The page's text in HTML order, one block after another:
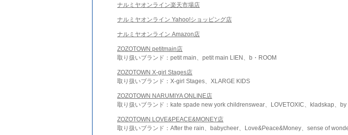
ナルミヤオンライン楽天市場店
ナルミヤオンライン Yahoo!ショッピング店
ナルミヤオンライン Amazon店
ZOZOTOWN petitmain店
取り扱いブランド：petit main、petit main LIEN、b・ROOM
ZOZOTOWN X-girl Stages店
取り扱いブランド：X-girl Stages、XLARGE KIDS
ZOZOTOWN NARUMIYA ONLINE店
取り扱いブランド：kate spade new york childrenswear、LOVETOXIC、kladskap、
ZOZOTOWN LOVE&PEACE&MONEY店
取り扱いブランド：After the rain、babycheer、Love&Peace&Money、sense of